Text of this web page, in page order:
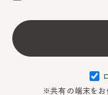
※共有の端末をお